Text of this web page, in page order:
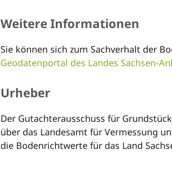
Weitere Informationen
Sie können sich zum Sachverhalt der
Geodatenportal des Landes Sachsen-
Urheber
Der Gutachterausschuss für
über das Landesamt für Vermessung
die Bodenrichtwerte für das Land